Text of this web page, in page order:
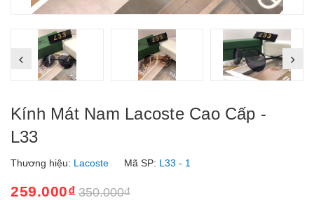
Kính Mát Nam Lacoste Cao Cấp -
L33
Thương hiệu: Lacoste Mã SP: L33 - 1
259.000₫ 350.000₫